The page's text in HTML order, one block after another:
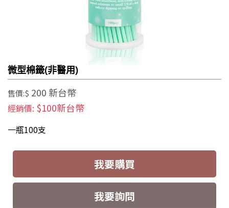
微型棉籤(非醫用)
售價:$ 200 新台幣
經銷價: $100新台幣
一瓶100支
我要購買
我要詢問